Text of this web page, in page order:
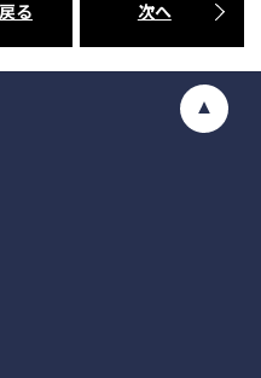
る 次へ